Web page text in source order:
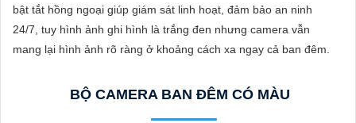
VỤ
IP chất lượng bao gồm Hikvision, Dahua, Axis, Bosch.
Vantech, KBVision, Questek.
Camera Wifi thông minh: Nếu bạn muốn dễ dàng lắp đặt
bật tắt hồng ngoại giúp giám sát linh hoạt, đảm bảo an ninh
24/7, tuy hình ảnh ghi hình là trắng đen nhưng camera vẫn
mang lại hình ảnh rõ ràng ở khoảng cách xa ngay cả ban đêm.
BỘ CAMERA BAN ĐÊM CÓ MÀU